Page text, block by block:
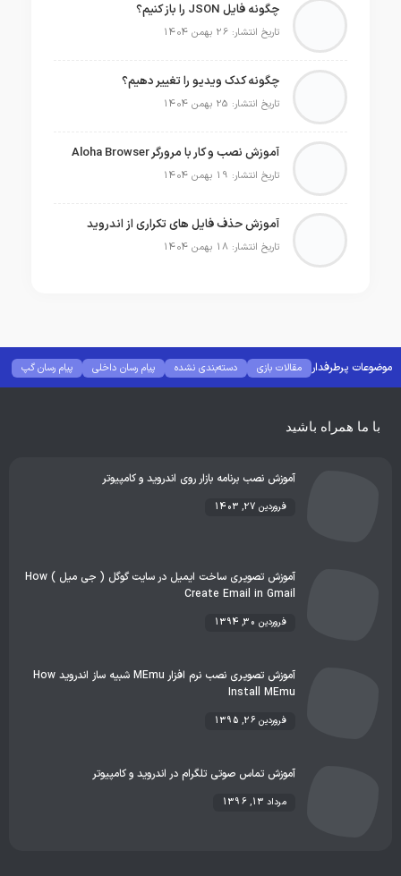
چگونه فایل JSON را باز کنیم؟
تاریخ انتشار: 26 بهمن 1404
چگونه کدک ویدیو را تغییر دهیم؟
تاریخ انتشار: 25 بهمن 1404
آموزش نصب و کار با مرورگر Aloha Browser
تاریخ انتشار: 19 بهمن 1404
آموزش حذف فایل های تکراری از اندروید
تاریخ انتشار: 18 بهمن 1404
موضوعات پرطرفدار مقالات بازی دسته‌بندی نشده پیام رسان داخلی
پیام رسان گپ
بهترین گجت ها
هوش مصنوعی رفع خطا و ارور
با ما همراه باشید
آموزش نصب برنامه بازار روی اندروید و کامپیوتر
فروردین 27, 1403
آموزش تصویری ساخت ایمیل در سایت گوگل ( جی میل ) How
Create Email in Gmail
فروردین 30, 1394
آموزش تصویری نصب نرم افزار MEmu شبیه ساز اندروید How
Install MEmu
فروردین 26, 1395
آموزش تماس صوتی تلگرام در اندروید و کامپیوتر
مرداد 13, 1396